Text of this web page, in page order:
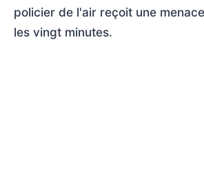
policier de l'air reçoit une
les vingt minutes.